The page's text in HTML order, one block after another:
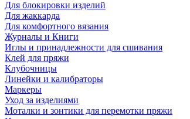
Для блокировки изделий
Для жаккарда
Для комфортного вязания
Журналы и Книги
Иглы и принадлежности для сшивания
Клей для пряжи
Клубочницы
Линейки и калибраторы
Маркеры
Уход за изделиями
Моталки и зонтики для перемотки пряжи